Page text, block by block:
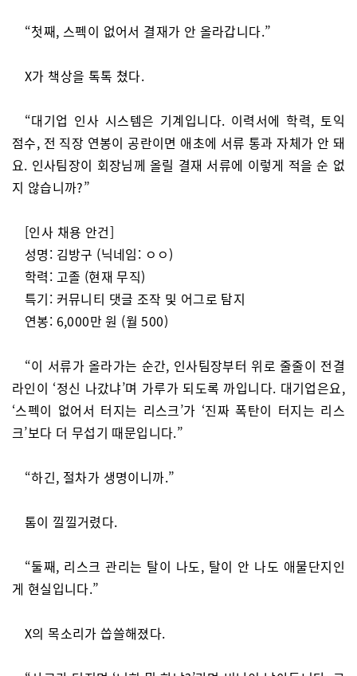
“첫째, 스펙이 없어서 결재가 안 올라갑니다.”
X가 책상을 톡톡 쳤다.
“대기업 인사 시스템은 기계입니다. 이력서에 학력, 토익
점수, 전 직장 연봉이 공란이면 애초에 서류 통과 자체가 안 돼
요. 인사팀장이 회장님께 올릴 결재 서류에 이렇게 적을 순 없
지 않습니까?”
[인사 채용 안건]
성명: 김방구 (닉네임: ㅇㅇ)
학력: 고졸 (현재 무직)
특기: 커뮤니티 댓글 조작 및 어그로 탐지
연봉: 6,000만 원 (월 500)
“이 서류가 올라가는 순간, 인사팀장부터 위로 줄줄이 전결
라인이 ‘정신 나갔냐’며 가루가 되도록 까입니다. 대기업은요,
‘스펙이 없어서 터지는 리스크’가 ‘진짜 폭탄이 터지는 리스
크’보다 더 무섭기 때문입니다.”
“하긴, 절차가 생명이니까.”
톰이 낄낄거렸다.
“둘째, 리스크 관리는 탈이 나도, 탈이 안 나도 애물단지인
게 현실입니다.”
X의 목소리가 씁쓸해졌다.